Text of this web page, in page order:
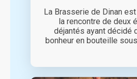
La Brasserie de Dinan
la rencontre de deux
déjantés ayant décidé
bonheur en bouteille